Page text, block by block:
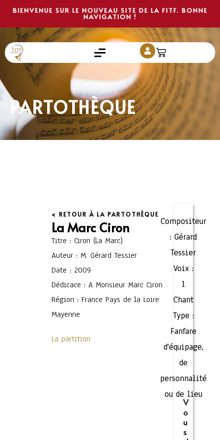
BIENVENUE SUR LE NOUVEAU SITE DE LA FITF. BONNE
NAVIGATION !
PARTOTHÈQUE
< RETOUR À LA PARTOTHÈQUE
La Marc Ciron
Titre : Ciron (La Marc)
Auteur : M. Gérard Tessier
Date : 2009
Dédicace : A Monsieur Marc Ciron
Région : France Pays de la Loire
Mayenne
La partition
Compositeur
: Gérard
Tessier
Voix :
1
Chant
Type :
Fanfare
d'équipage,
de
personnalité
ou de lieu
V
o
u
s